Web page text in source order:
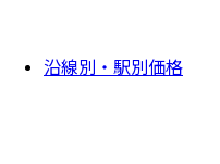
沿線別・駅別価格